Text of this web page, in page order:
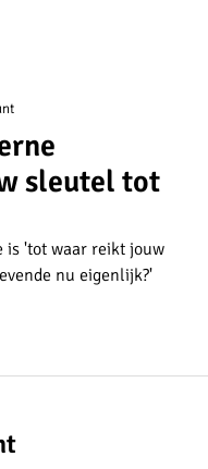
sleutel tot
is 'tot waar reikt jouw
nu eigenlijk?'